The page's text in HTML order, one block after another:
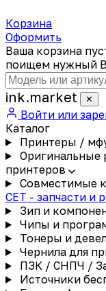
Корзина
Оформить
Ваша корзина
поищем нужный
ink.market ✕
Войти или
Каталог
Принтеры /
Оригинальные
принтеров
Совместимые
CET - запчасти и
Зип и
Чипы и
Тонеры и
Чернила для
ПЗК / СНПЧ /
Источники